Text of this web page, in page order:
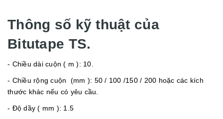
Thông số kỹ thuật của
Bitutape TS.
- Chiều dài cuộn ( m ): 10.
- Chiều rộng cuộn (mm ): 50 / 100 /150 / 200 hoặc các kích
thước khác nếu có yêu cầu.
- Độ dầy ( mm ): 1.5